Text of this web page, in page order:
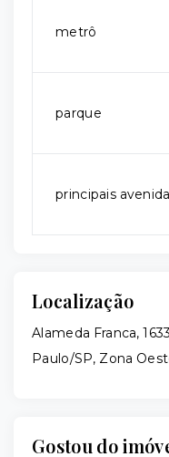
metrô
parque
principais
Localização
Alameda Franca,
Paulo/SP, Zona
Gostou do